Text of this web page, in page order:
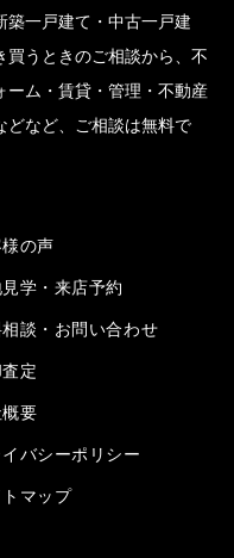
一戸建て・中古一戸建
うときのご相談から、不
ム・賃貸・管理・不動産
どなど、ご相談は無料で
の声
学・来店予約
談・お問い合わせ
定
要
バシーポリシー
マップ